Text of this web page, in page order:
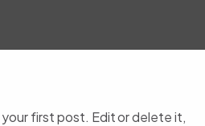
your first post. Edit or delete it,